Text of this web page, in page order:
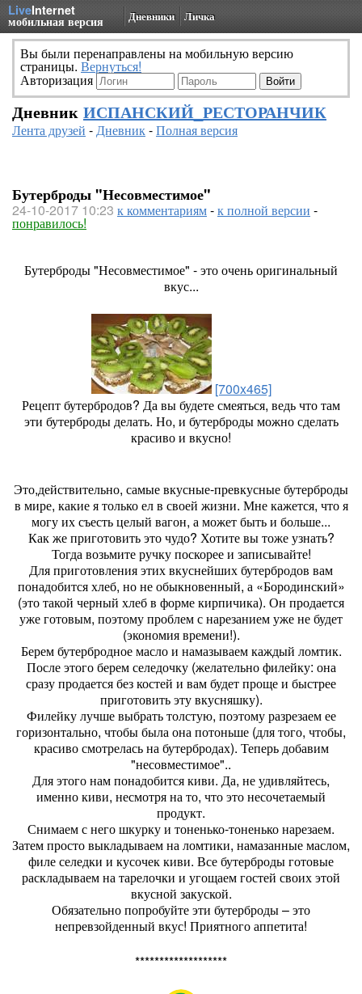
LiveInternet
мобильная версия Дневники Личка
Вы были перенаправлены на мобильную версию
страницы. Вернуться!
Авторизация
Дневник ИСПАНСКИЙ_РЕСТОРАНЧИК
Лента друзей -Дневник-Полная версия
Бутерброды "Несовместимое"
24-10-2017 10:23 к комментариям-к полной версии -
понравилось!
Бутерброды "Несовместимое" - это очень оригинальный
вкус...
[700x465]
Рецепт бутербродов? Да вы будете смеяться, ведь что там
эти бутерброды делать. Но, и бутерброды можно сделать
красиво и вкусно!
Это,действительно, самые вкусные-превкусные бутерброды
в мире, какие я только ел в своей жизни. Мне кажется, что я
могу их съесть целый вагон, а может быть и больше...
Как же приготовить это чудо? Хотите вы тоже узнать?
Тогда возьмите ручку поскорее и записывайте!
Для приготовления этих вкуснейших бутербродов вам
понадобится хлеб, но не обыкновенный, а «Бородинский»
(это такой черный хлеб в форме кирпичика). Он продается
уже готовым, поэтому проблем с нарезанием уже не будет
(экономия времени!).
Берем бутербродное масло и намазываем каждый ломтик.
После этого берем селедочку (желательно филейку: она
сразу продается без костей и вам будет проще и быстрее
приготовить эту вкусняшку).
Филейку лучше выбрать толстую, поэтому разрезаем ее
горизонтально, чтобы была она потоньше (для того, чтобы,
красиво смотрелась на бутербродах). Теперь добавим
"несовместимое"..
Для этого нам понадобится киви. Да, не удивляйтесь,
именно киви, несмотря на то, что это несочетаемый
продукт.
Снимаем с него шкурку и тоненько-тоненько нарезаем.
Затем просто выкладываем на ломтики, намазанные маслом,
филе селедки и кусочек киви. Все бутерброды готовые
раскладываем на тарелочки и угощаем гостей своих этой
вкусной закуской.
Обязательно попробуйте эти бутерброды – это
непревзойденный вкус! Приятного аппетита!
*******************